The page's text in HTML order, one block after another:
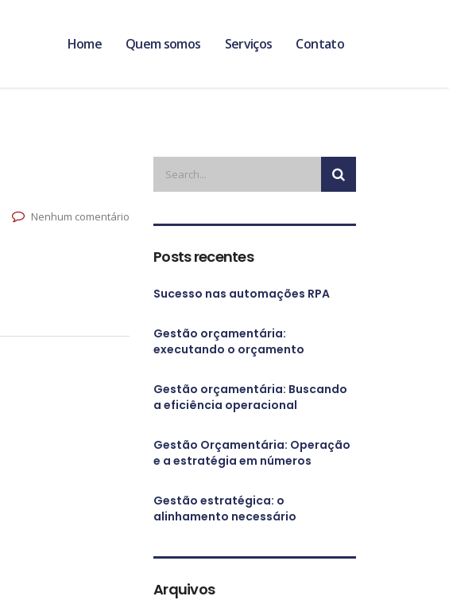
Home Quem somos Serviços Contato
Nenhum comentário
Posts recentes
Sucesso nas automações RPA
Gestão orçamentária:
executando o orçamento
Gestão orçamentária: Buscando
a eficiência operacional
Gestão Orçamentária: Operação
e a estratégia em números
Gestão estratégica: o
alinhamento necessário
Arquivos